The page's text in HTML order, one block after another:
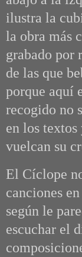
ilustra la
la obra más
grabado por
de las que
porque aquí
recogido no
en los
vuelcan su
El Cíclope
canciones
según le
escuchar el